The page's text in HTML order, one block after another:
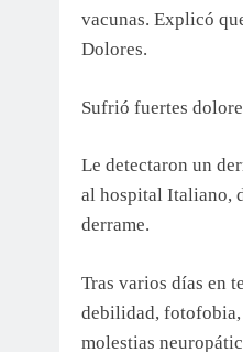
vacunas. Explicó
Dolores.
Sufrió fuertes
Le detectaron un
al hospital Italiano,
derrame.
Tras varios días en
debilidad, fotofobia,
molestias